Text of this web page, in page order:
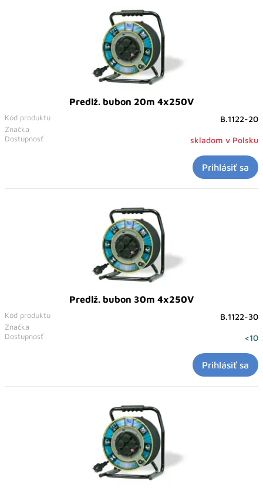
Predlž. bubon 20m 4x250V
Značka
Kód produktu B.1122-20
Dostupnosť skladom v Polsku
Prihlásiť sa
Predlž. bubon 30m 4x250V
Značka
Kód produktu B.1122-30
Dostupnosť <10
Prihlásiť sa